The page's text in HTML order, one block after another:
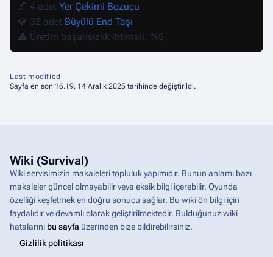
🌌 4 adet Yer Çekimi Bozucu
💎 32 adet Büyülü End Taşı
⚠️ Üretim başarısızlık ihtimali: %5
Last modified
Sayfa en son 16.19, 14 Aralık 2025 tarihinde değiştirildi.
Wiki (Survival)
Wiki servisimizin makaleleri topluluk yapımıdır. Bunun anlamı bazı
makaleler güncel olmayabilir veya eksik bilgi içerebilir. Oyunda
özelliği keşfetmek en doğru sonucu sağlar. Bu wiki ön bilgi için
faydalıdır ve devamlı olarak geliştirilmektedir. Bulduğunuz wiki
hatalarını bu sayfa üzerinden bize bildirebilirsiniz.
Gizlilik politikası